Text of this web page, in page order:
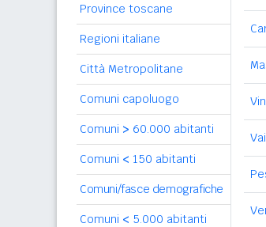
Province toscane
Regioni italiane
Città Metropolitane
Comuni capoluogo
Comuni > 60.000 abitanti
Comuni < 150 abitanti
Comuni/fasce demografiche
Comuni < 5.000 abitanti